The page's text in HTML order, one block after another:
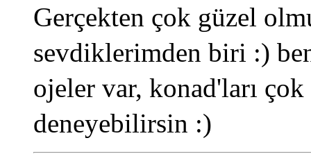
Gerçekten çok güzel
sevdiklerimden biri :)
ojeler var, konad'ları
deneyebilirsin :)